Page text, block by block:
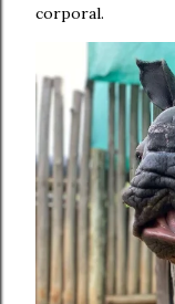
corporal.